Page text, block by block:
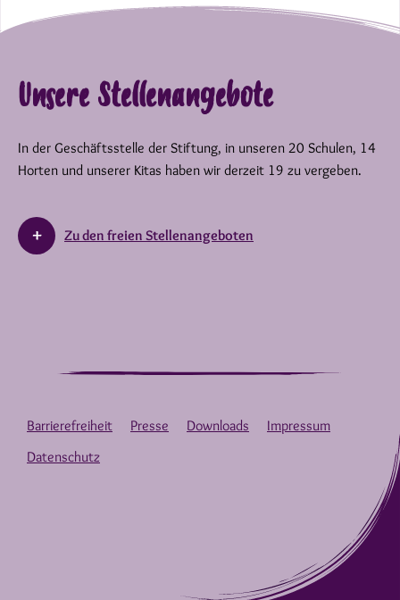
Unsere Stellenangebote
In der Geschäftsstelle der Stiftung, in unseren 20 Schulen, 14
Horten und unserer Kitas haben wir derzeit 19 zu vergeben.
Zu den freien Stellenangeboten
Barrierefreiheit Presse Downloads
Impressum
Datenschutz